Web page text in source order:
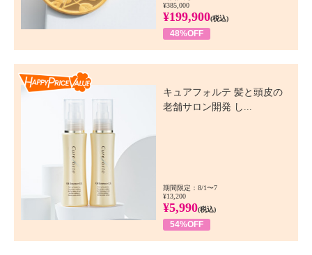
¥385,000
¥199,900(税込)
48%OFF
キュアフォルテ 髪と頭皮の
老舗サロン開発 し...
期間限定：8/1〜7
¥13,200
¥5,990(税込)
54%OFF